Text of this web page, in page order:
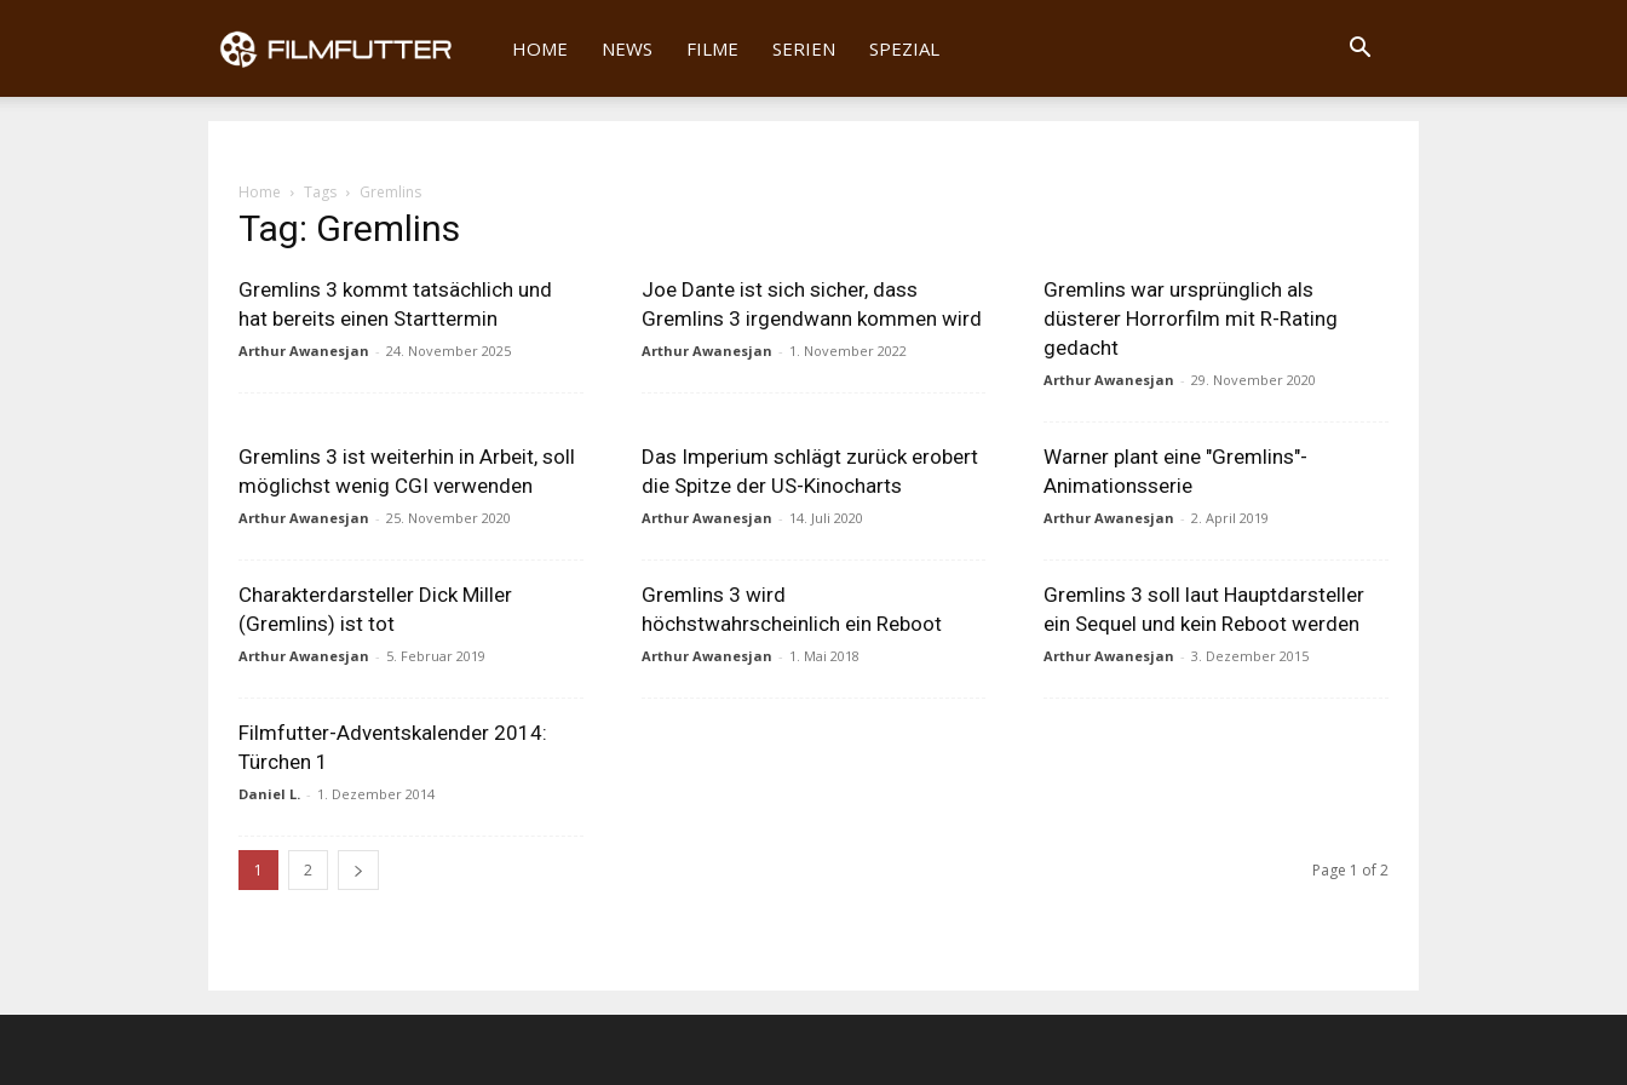
Filmfutter
HOME NEWS FILME SERIEN SPEZIAL
Home Tags Gremlins
Tag: Gremlins
Gremlins 3 kommt tatsächlich und
hat bereits einen Starttermin
Arthur Awanesjan - 24. November 2025
Joe Dante ist sich sicher, dass
Gremlins 3 irgendwann kommen wird
Arthur Awanesjan - 1. November 2022
Gremlins war ursprünglich als
düsterer Horrorfilm mit R-Rating
gedacht
Arthur Awanesjan - 29. November 2020
Gremlins 3 ist weiterhin in Arbeit, soll
möglichst wenig CGI verwenden
Arthur Awanesjan - 25. November 2020
Das Imperium schlägt zurück erobert
die Spitze der US-Kinocharts
Arthur Awanesjan - 14. Juli 2020
Warner plant eine "Gremlins"-
Animationsserie
Arthur Awanesjan - 2. April 2019
Charakterdarsteller Dick Miller
(Gremlins) ist tot
Arthur Awanesjan - 5. Februar 2019
Gremlins 3 wird
höchstwahrscheinlich ein Reboot
Arthur Awanesjan - 1. Mai 2018
Gremlins 3 soll laut Hauptdarsteller
ein Sequel und kein Reboot werden
Arthur Awanesjan - 3. Dezember 2015
Filmfutter-Adventskalender 2014:
Türchen 1
Daniel L. - 1. Dezember 2014
1 2 Page 1 of 2